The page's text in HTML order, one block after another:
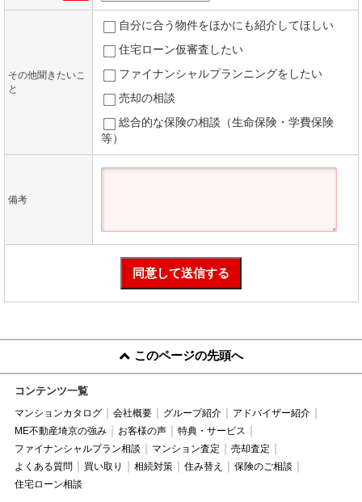
その他聞きたいこ
と
自分に合う物件をほかにも紹介してほしい
住宅ローン仮審査したい
ファイナンシャルプランニングをしたい
売却の相談
総合的な保険の相談（生命保険・学費保険
等）
備考
このページの先頭へ
コンテンツ一覧
マンションカタログ 会社概要 グループ紹介
アドバイザー紹介
ME不動産埼京の強み
お客様の声
特典・サービス
ファイナンシャルプラン相談
マンション査定
売却査定
よくある質問
買い取り 相続対策 住み替え
保険のご相談
住宅ローン相談